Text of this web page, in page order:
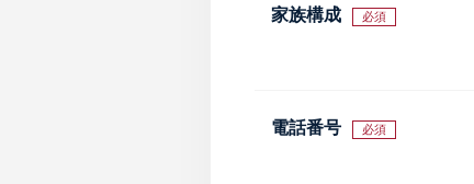
家族構成 必須
電話番号 必須